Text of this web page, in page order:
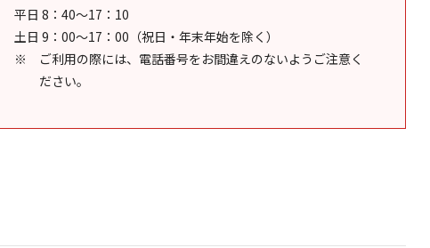
平日 8：40～17：10
土日 9：00～17：00（祝日・年末年始を除く）
ご利用の際には、電話番号をお間違えのないようご注意く
ださい。